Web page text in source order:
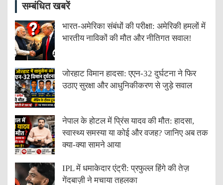
सम्बंधित खबरें
भारत-अमेरिका संबंधों की परीक्षा: अमेरिकी हमलों में
भारतीय नाविकों की मौत और नीतिगत सवाल!
जोरहाट विमान हादसा: एएन-32 दुर्घटना ने फिर
उठाए सुरक्षा और आधुनिकीकरण से जुड़े सवाल
नेपाल के होटल में प्रिंस यादव की मौत: हादसा,
स्वास्थ्य समस्या या कोई और वजह? जानिए अब तक
क्या-क्या सामने आया
IPL में धमाकेदार एंट्री: प्रफुल्ल हिंगे की तेज़
गेंदबाज़ी ने मचाया तहलका